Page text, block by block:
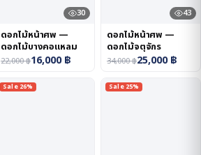
30
ดอกไม้หน้าศพ —
ดอกไม้บางคอแหลม
22,000฿16,000฿
43
ดอกไม้หน้าศพ —
ดอกไม้จตุจักร
34,000฿25,000฿
Sale 26% Sale 25%